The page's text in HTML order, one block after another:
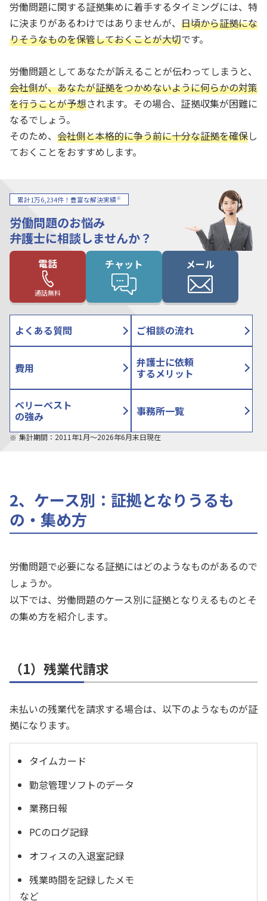
労働問題に関する証拠集めに着手するタイミングには、特
に決まりがあるわけではありませんが、 日頃から証拠にな
りそうなものを保管しておくことが大切です。
労働問題としてあなたが訴えることが伝わってしまうと、
会社側が、あなたが証拠をつかめないように何らかの対策
を行うことが予想されます。その場合、証拠収集が困難に
なるでしょう。
そのため、 会社側と本格的に争う前に十分な証拠を確保し
ておくことをおすすめします。
累計1万6,234件！豊富な解決実績※
労働問題のお悩み
弁護士に相談しませんか？
電話
通話無料
チャット メール
よくある質問 ご相談の流れ
費用 弁護士に依頼
するメリット
ベリーベスト
の強み 事務所一覧
集計期間：2011年1月〜2026年6月末日現在
2、ケース別：証拠となりうるも
の・集め方
労働問題で必要になる証拠にはどのようなものがあるので
しょうか。
以下では、労働問題のケース別に証拠となりえるものとそ
の集め方を紹介します。
（1）残業代請求
未払いの残業代を請求する場合は、以下のようなものが証
拠になります。
タイムカード
勤怠管理ソフトのデータ
業務日報
PCのログ記録
オフィスの入退室記録
残業時間を記録したメモ
など